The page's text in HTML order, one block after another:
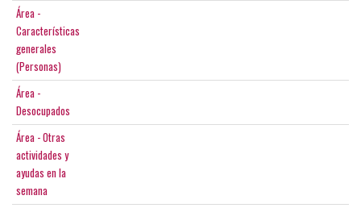
Área -
Características
generales
(Personas)
Área -
Desocupados
Área - Otras
actividades y
ayudas en la
semana